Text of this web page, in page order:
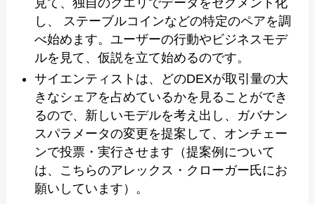
し、 ステーブルコインなどの特定のペアを調
べ始めます。ユーザーの行動やビジネスモデ
ルを見て、仮説を立て始めるのです。
サイエンティストは、どのDEXが取引量の大
きなシェアを占めているかを見ることができ
るので、新しいモデルを考え出し、ガバナン
スパラメータの変更を提案して、オンチェー
ンで投票・実行させます（提案例について
は、こちらのアレックス・クローガー氏にお
願いしています）。